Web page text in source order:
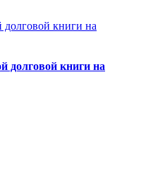
книги на
долговой книги на